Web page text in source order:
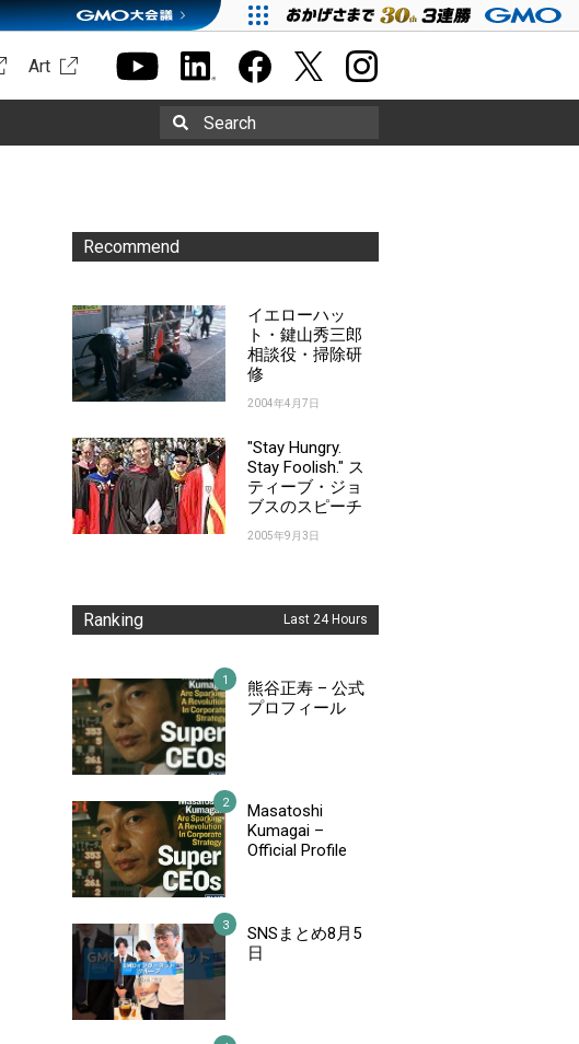
Art
Search
Recommend
イエローハッ
ト・鍵山秀三郎
相談役・掃除研
修
2004年4月7日
"Stay Hungry.
Stay Foolish." ス
ティーブ・ジョ
ブスのスピーチ
2005年9月3日
Ranking Last 24 Hours
熊谷正寿 – 公式
プロフィール
Masatoshi
Kumagai –
Official Profile
SNSまとめ8月5
日